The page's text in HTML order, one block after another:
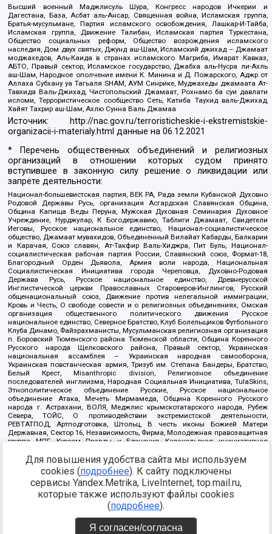
Высший военный Маджлисуль Шура, Конгресс народов Ичкерии и
Дагестана, База, Асбат аль-Ансар, Священная война, Исламская группа,
Братья-мусульмане, Партия исламского освобождения, Лашкар-И-Тайба,
Исламская группа, Движение Талибан, Исламская партия Туркестана,
Общество социальных реформ, Общество возрождения исламского
наследия, Дом двух святых, Джунд аш-Шам, Исламский джихад – Джамаат
моджахедов, Аль-Каида в странах исламского Магриба, Имарат Кавказ,
АБТО, Правый сектор, Исламское государство, Джабха аль-Нусра ли-Ахль
аш-Шам, Народное ополчение имени К. Минина и Д. Пожарского, Аджр от
Аллаха Субхану уа Тагьаля SHAM, АУМ Синрике, Муджахеды джамаата Ат-
Тавхида Валь-Джихад, Чистопольский Джамаат, Рохнамо ба суи давлати
исломи, Террористическое сообщество Сеть, Катиба Таухид валь-Джихад,
Хайят Тахрир аш-Шам, Ахлю Сунна Валь Джамаа
Источник:
http://nac.gov.ru/terroristicheskie-i-ekstremistskie-
organizacii-i-materialy.html данные на06.12.2021
* Перечень общественных объединений и религиозных
организаций в отношении которых судом принято
вступившее в законную силу решение о ликвидации или
запрете деятельности:
Национал-большевистская партия, ВЕК РА, Рада земли Кубанской Духовно
Родовой Державы Русь, организация Асгардская Славянская Община,
Община Капища Веды Перуна, Мужская Духовная Семинария Духовное
Учреждение, Нурджулар, К Богодержавию, Таблиги Джамаат, Свидетели
Иеговы, Русское национальное единство, Национал-социалистическое
общество, Джамаат мувахидов, Объединенный Вилайат Кабарды, Балкарии
и Карачая, Союз славян, Ат-Такфир Валь-Хиджра, Пит Буль, Национал-
социалистическая рабочая партия России, Славянский союз, Формат-18,
Благородный Орден Дьявола, Армия воли народа, Национальная
Социалистическая Инициатива города Череповца, Духовно-Родовая
Держава Русь, Русское национальное единство, Древнерусской
Инглистической церкви Православных Староверов-Инглингов, Русский
общенациональный союз, Движение против нелегальной иммиграции,
Кровь и Честь, О свободе совести и о религиозных объединениях, Омская
организация общественного политического движения Русское
национальное единство, Северное Братство, Клуб Болельщиков Футбольного
Клуба Динамо, Файзрахманисты, Мусульманская религиозная организация
п. Боровский Тюменского района Тюменской области, Община Коренного
Русского народа Щелковского района, Правый сектор, Украинская
национальная ассамблея – Украинская народная самооборона,
Украинская повстанческая армия, Тризуб им. Степана Бандеры, Братство,
Белый Крест, Misanthropic division, Религиозное объединение
последователей инглиизма, Народная Социальная Инициатива, TulaSkins,
Этнополитическое объединение Русские, Русское национальное
объединение Атака, Мечеть Мирмамеда, Община Коренного Русского
народа г. Астрахани, ВОЛЯ, Меджлис крымскотатарского народа, Рубеж
Севера, ТОЙС, О противодействии экстремистской деятельности,
РЕВТАТПОД, Артподготовка, Штольц, В честь иконы Божией Матери
Державная, Сектор 16, Независимость, Фирма, Молодежная правозащитная
группа МПГ, Курсом Правды и Единения, Каракольская инициативная
Благотворительный пансионат Ак Умут, Русская республика Русь,
Арестантское уголовное единство, Башкорт, Нация и свобода, W.H.С., Фалунь
Дафа, Иртыш Ultras, Русский Патриотический клуб-Новокузнецк/РПК,
Сибирский державный союз, Фонд борьбы с коррупцией, Фонд защиты прав
граждан, Штабы Навального, Совет граждан СССР Прикубанского округа г.
Краснодара
https://minjust.gov.ru/ru/documents/7822/
Для повышения удобства сайта мы используем
cookies (подробнее). К сайту подключены
сервисы Yandex.Metrika, LiveInternet, top.mail.ru,
которые также используют файлы cookies
(подробнее).
Я согласен/согласна